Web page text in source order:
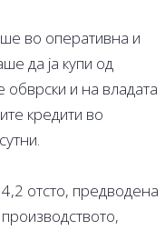
во оперативна и
да ја купи од
и на владата
кредити во
отсто, предводена